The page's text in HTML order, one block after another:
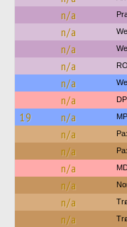
n/a
n/a
n/a
n/a
n/a
n/a
19 n/a
n/a
n/a
n/a
n/a
n/a
n/a